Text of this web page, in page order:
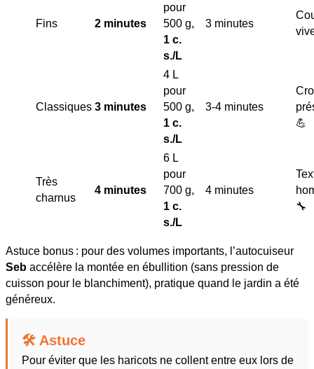
Fins 2 minutes
pour
500 g,
1 c.
s./L
3 minutes
Classiques 3 minutes
4 L
pour
500 g,
1 c.
s./L
3-4 minutes
💪
Très
charnus
4 minutes
6 L
pour
700 g,
1 c.
s./L
4 minutes
🔧
Astuce bonus : pour des volumes importants, l’autocuiseur
Seb accélère la montée en ébullition (sans pression de
cuisson pour le blanchiment), pratique quand le jardin a été
généreux.
🛠️ Astuce
Pour éviter que les haricots ne collent entre eux lors de